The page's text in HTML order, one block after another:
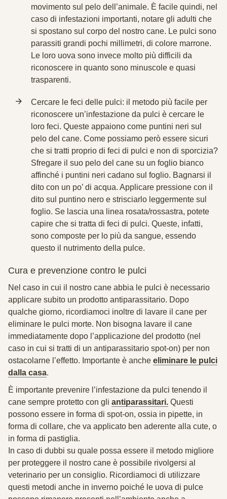
movimento sul pelo dell’animale. È facile quindi, nel
caso di infestazioni importanti, notare gli adulti che
si spostano sul corpo del nostro cane. Le pulci sono
parassiti grandi pochi millimetri, di colore marrone.
Le loro uova sono invece molto più difficili da
riconoscere in quanto sono minuscole e quasi
trasparenti.
Cercare le feci delle pulci: il metodo più facile per
riconoscere un’infestazione da pulci è cercare le
loro feci. Queste appaiono come puntini neri sul
pelo del cane. Come possiamo però essere sicuri
che si tratti proprio di feci di pulci e non di sporcizia?
Sfregare il suo pelo del cane su un foglio bianco
affinché i puntini neri cadano sul foglio. Bagnarsi il
dito con un po’ di acqua. Applicare pressione con il
dito sul puntino nero e strisciarlo leggermente sul
foglio. Se lascia una linea rosata/rossastra, potete
capire che si tratta di feci di pulci. Queste, infatti,
sono composte per lo più da sangue, essendo
questo il nutrimento della pulce.
Cura e prevenzione contro le pulci
Nel caso in cui il nostro cane abbia le pulci è necessario
applicare subito un prodotto antiparassitario. Dopo
qualche giorno, ricordiamoci inoltre di lavare il cane per
eliminare le pulci morte. Non bisogna lavare il cane
immediatamente dopo l’applicazione del prodotto (nel
caso in cui si tratti di un antiparassitario spot-on) per non
ostacolarne l’effetto. Importante è anche eliminare le pulci
dalla casa.
È importante prevenire l’infestazione da pulci tenendo il
cane sempre protetto con gli antiparassitari. Questi
possono essere in forma di spot-on, ossia in pipette, in
forma di collare, che va applicato ben aderente alla cute, o
in forma di pastiglia.
In caso di dubbi su quale possa essere il metodo migliore
per proteggere il nostro cane è possibile rivolgersi al
veterinario per un consiglio. Ricordiamoci di utilizzare
questi metodi anche in inverno poiché le uova di pulce